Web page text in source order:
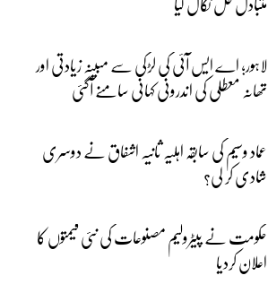
لاہور؛ اے ایس آئی کی لڑکی سے مبینہ زیادتی اور
تھانہ معطلی کی اندرونی کہانی سامنے آگئی
عماد وسیم کی سابقہ اہلیہ ثانیہ اشفاق نے دوسری
شادی کر لی؟
حکومت نے پیٹرولیم مصنوعات کی نئی قیمتوں کا
اعلان کردیا